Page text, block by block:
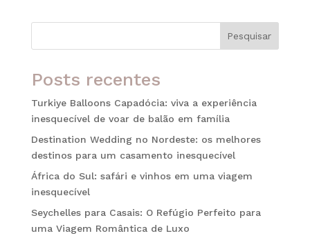
Pesquisar
Posts recentes
Turkiye Balloons Capadócia: viva a experiência
inesquecível de voar de balão em família
Destination Wedding no Nordeste: os melhores
destinos para um casamento inesquecível
África do Sul: safári e vinhos em uma viagem
inesquecível
Seychelles para Casais: O Refúgio Perfeito para
uma Viagem Romântica de Luxo